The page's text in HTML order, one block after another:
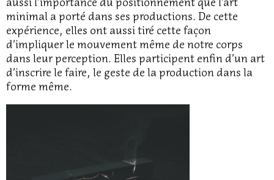
minimal a porté dans ses productions. De cette
expérience, elles ont aussi tiré cette façon
d’impliquer le mouvement même de notre corps
dans leur perception. Elles participent enfin d’un art
d’inscrire le faire, le geste de la production dans la
forme même.